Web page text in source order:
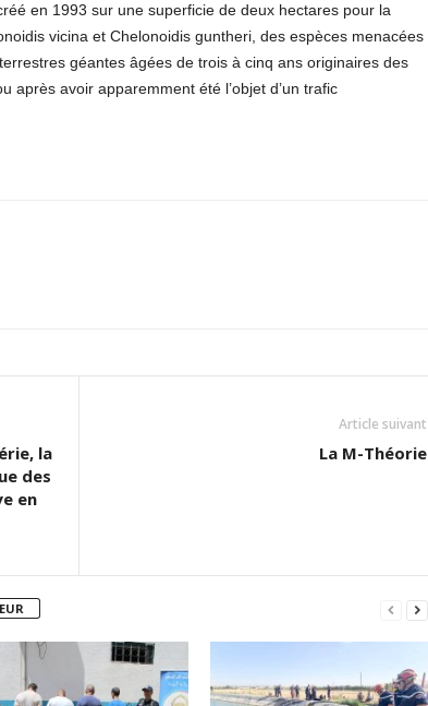
en 1993 sur une superficie de deux hectares pour la
vicina et Chelonoidis guntheri, des espèces menacées
géantes âgées de trois à cinq ans originaires des
après avoir apparemment été l’objet d’un trafic
la
des
en
Article suivant
La M-Théorie